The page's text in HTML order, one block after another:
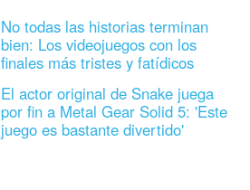
No todas las historias terminan
bien: Los videojuegos con los
finales más tristes y fatídicos
El actor original de Snake juega
por fin a Metal Gear Solid 5: 'Este
juego es bastante divertido'